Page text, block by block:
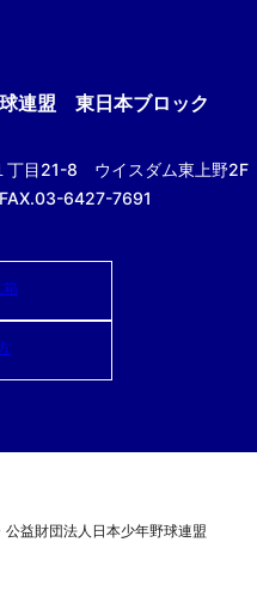
連盟 東日本ブロック
丁目21-8 ウイスダム東上野2F
6427-7691
箱
益財団法人 日本少年野球連盟